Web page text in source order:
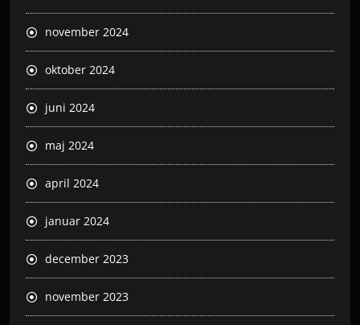
november 2024
oktober 2024
juni 2024
maj 2024
april 2024
januar 2024
december 2023
november 2023